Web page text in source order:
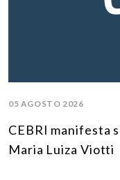
05 AGOSTO 2026
CEBRI manifesta
Maria Luiza Viotti